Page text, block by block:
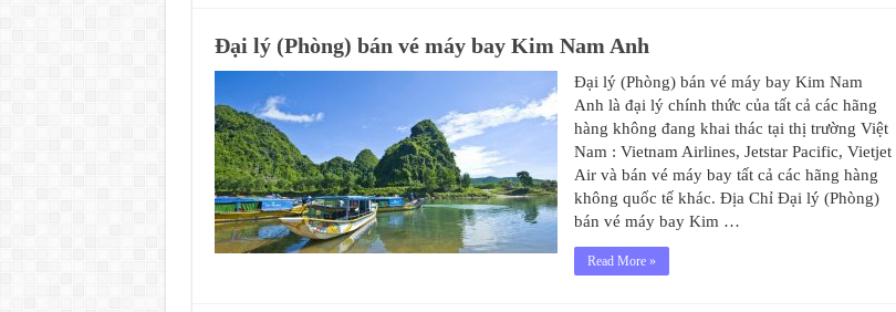
Đại lý (Phòng) bán vé máy bay Kim Nam Anh
Đại lý (Phòng) bán vé máy bay Kim Nam
Anh là đại lý chính thức của tất cả các hãng
hàng không đang khai thác tại thị trường Việt
Nam : Vietnam Airlines, Jetstar Pacific, Vietjet
Air và bán vé máy bay tất cả các hãng hàng
không quốc tế khác. Địa Chỉ Đại lý (Phòng)
bán vé máy bay Kim …
Read More »